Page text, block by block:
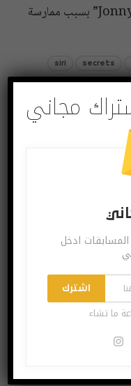
رسالتك حول عدم حضور حفل زفاف “Jonny” بسبب ممارسة
secrets
siri
مجاني
ادخل
اشترك
ما تشاء